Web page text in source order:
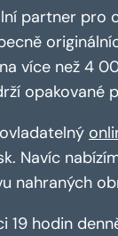
partner pro
více než 4
opakované
Navíc
nahraných
19 hodin